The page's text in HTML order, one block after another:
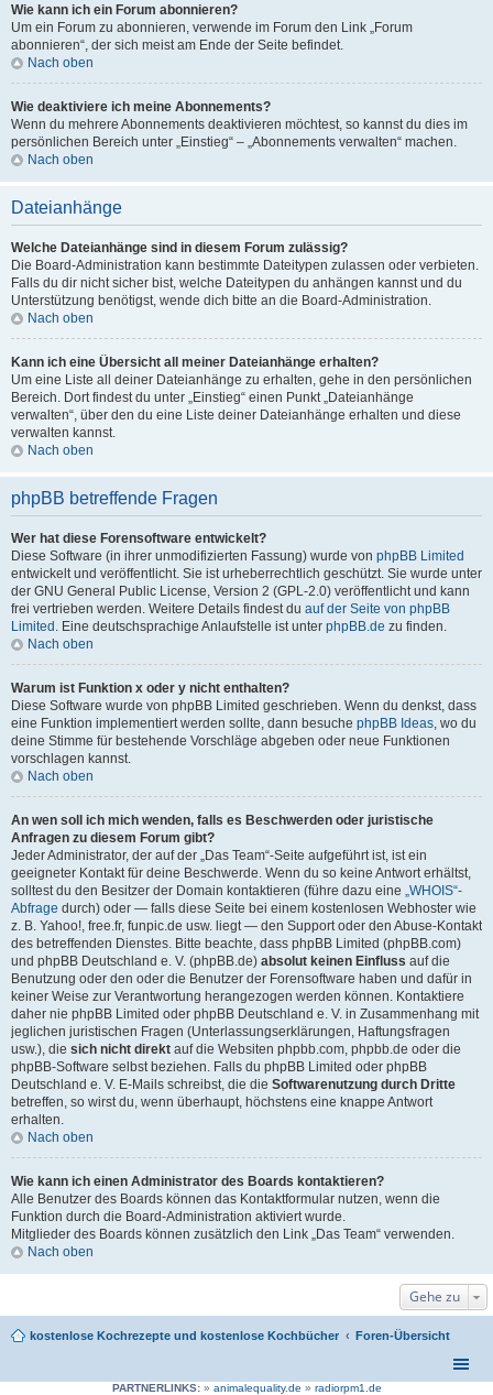
Wie kann ich ein Forum abonnieren?
Um ein Forum zu abonnieren, verwende im Forum den Link „Forum
abonnieren“, der sich meist am Ende der Seite befindet.
Nach oben
Wie deaktiviere ich meine Abonnements?
Wenn du mehrere Abonnements deaktivieren möchtest, so kannst du dies im
persönlichen Bereich unter „Einstieg“ – „Abonnements verwalten“ machen.
Nach oben
Dateianhänge
Welche Dateianhänge sind in diesem Forum zulässig?
Die Board-Administration kann bestimmte Dateitypen zulassen oder verbieten.
Falls du dir nicht sicher bist, welche Dateitypen du anhängen kannst und du
Unterstützung benötigst, wende dich bitte an die Board-Administration.
Nach oben
Kann ich eine Übersicht all meiner Dateianhänge erhalten?
Um eine Liste all deiner Dateianhänge zu erhalten, gehe in den persönlichen
Bereich. Dort findest du unter „Einstieg“ einen Punkt „Dateianhänge
verwalten“, über den du eine Liste deiner Dateianhänge erhalten und diese
verwalten kannst.
Nach oben
phpBB betreffende Fragen
Wer hat diese Forensoftware entwickelt?
Diese Software (in ihrer unmodifizierten Fassung) wurde von phpBB Limited
entwickelt und veröffentlicht. Sie ist urheberrechtlich geschützt. Sie wurde unter
der GNU General Public License, Version 2 (GPL-2.0) veröffentlicht und kann
frei vertrieben werden. Weitere Details findest du auf der Seite von phpBB
Limited . Eine deutschsprachige Anlaufstelle ist unter phpBB.de zu finden.
Nach oben
Warum ist Funktion x oder y nicht enthalten?
Diese Software wurde von phpBB Limited geschrieben. Wenn du denkst, dass
eine Funktion implementiert werden sollte, dann besuche phpBB Ideas, wo du
deine Stimme für bestehende Vorschläge abgeben oder neue Funktionen
vorschlagen kannst.
Nach oben
An wen soll ich mich wenden, falls es Beschwerden oder juristische
Anfragen zu diesem Forum gibt?
Jeder Administrator, der auf der „Das Team“-Seite aufgeführt ist, ist ein
geeigneter Kontakt für deine Beschwerde. Wenn du so keine Antwort erhältst,
solltest du den Besitzer der Domain kontaktieren (führe dazu eine „WHOIS“-
Abfrage durch) oder — falls diese Seite bei einem kostenlosen Webhoster wie
z. B. Yahoo!, free.fr, funpic.de usw. liegt — den Support oder den Abuse-Kontakt
des betreffenden Dienstes. Bitte beachte, dass phpBB Limited (phpBB.com)
und phpBB Deutschland e. V. (phpBB.de) absolut keinen Einfluss auf die
Benutzung oder den oder die Benutzer der Forensoftware haben und dafür in
keiner Weise zur Verantwortung herangezogen werden können. Kontaktiere
daher nie phpBB Limited oder phpBB Deutschland e. V. in Zusammenhang mit
jeglichen juristischen Fragen (Unterlassungserklärungen, Haftungsfragen
usw.), die sich nicht direkt auf die Websiten phpbb.com, phpbb.de oder die
phpBB-Software selbst beziehen. Falls du phpBB Limited oder phpBB
Deutschland e. V. E-Mails schreibst, die die Softwarenutzung durch Dritte
betreffen, so wirst du, wenn überhaupt, höchstens eine knappe Antwort
erhalten.
Nach oben
Wie kann ich einen Administrator des Boards kontaktieren?
Alle Benutzer des Boards können das Kontaktformular nutzen, wenn die
Funktion durch die Board-Administration aktiviert wurde.
Mitglieder des Boards können zusätzlich den Link „Das Team“ verwenden.
Nach oben
Gehe zu
kostenlose Kochrezepte und kostenlose Kochbücher Foren-Übersicht
PARTNERLINKS:» animalequality.de » radiorpm1.de